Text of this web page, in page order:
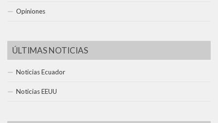
Opiniones
ÚLTIMAS NOTICIAS
Noticias Ecuador
Noticias EEUU